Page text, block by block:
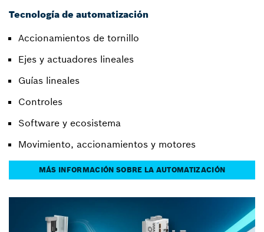
Tecnología de automatización
Accionamientos de tornillo
Ejes y actuadores lineales
Guías lineales
Controles
Software y ecosistema
Movimiento, accionamientos y motores
MÁS INFORMACIÓN SOBRE LA AUTOMATIZACIÓN